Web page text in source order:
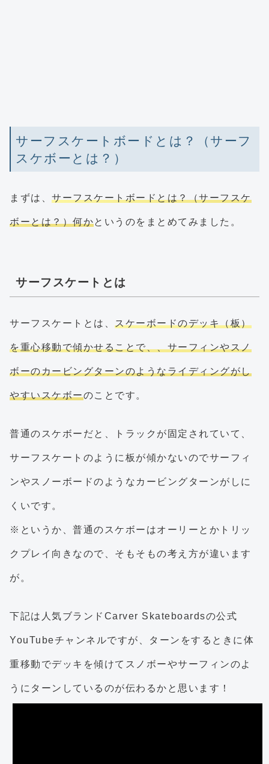
サーフスケートボードとは？（サーフ
スケボーとは？）
まずは、 サーフスケートボードとは？（サーフスケ
ボーとは？）何かというのをまとめてみました。
サーフスケートとは
サーフスケートとは、 スケーボードのデッキ（板）
を重心移動で傾かせることで、、サーフィンやスノ
ボーのカービングターンのようなライディングがし
やすいスケボーのことです。
普通のスケボーだと、トラックが固定されていて、
サーフスケートのように板が傾かないのでサーフィ
ンやスノーボードのようなカービングターンがしに
くいです。
※というか、普通のスケボーはオーリーとかトリッ
クプレイ向きなので、そもそもの考え方が違います
が。
下記は人気ブランドCarver Skateboardsの公式
YouTubeチャンネルですが、ターンをするときに体
重移動でデッキを傾けてスノボーやサーフィンのよ
うにターンしているのが伝わるかと思います！